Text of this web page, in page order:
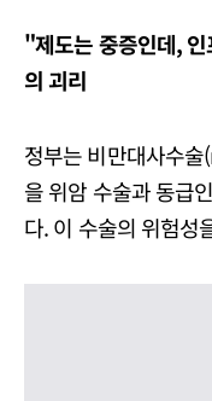
"제도는 중증인데,
의 괴리
정부는 비만대사수
을 위암 수술과 동급
다. 이 수술의 위험성